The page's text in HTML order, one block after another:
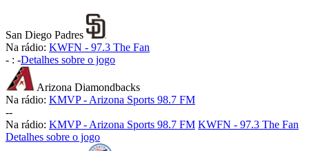
San Diego Padres
Na rádio: KWFN - 97.3 The Fan
- : -Detalhes sobre o jogo
Arizona Diamondbacks
Na rádio: KMVP - Arizona Sports 98.7 FM
--
Na rádio: KMVP - Arizona Sports 98.7 FM KWFN - 97.3 The Fan
Detalhes sobre o jogo